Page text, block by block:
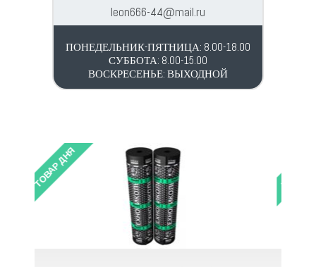
leon666-44@mail.ru
ПОНЕДЕЛЬНИК-ПЯТНИЦА: 8.00-18.00
СУББОТА: 8.00-15.00
ВОСКРЕСЕНЬЕ: ВЫХОДНОЙ
ТОВАР ДНЯ